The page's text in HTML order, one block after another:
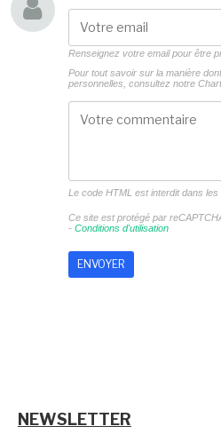
Renseignez votre email pour être
Pour tout savoir sur la manière
personnelles, consultez notre
Le code HTML est interdit dans les
Ce site est protégé par
- Conditions d'utilisation
NEWSLETTER